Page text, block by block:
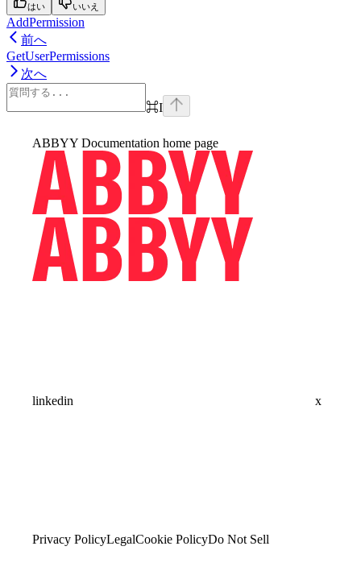
はい いいえ
AddPermission
前へ
GetUserPermissions
次へ
⌘I
ABBYY Documentation home page
linkedin x
Privacy PolicyLegalCookie PolicyDo Not Sell